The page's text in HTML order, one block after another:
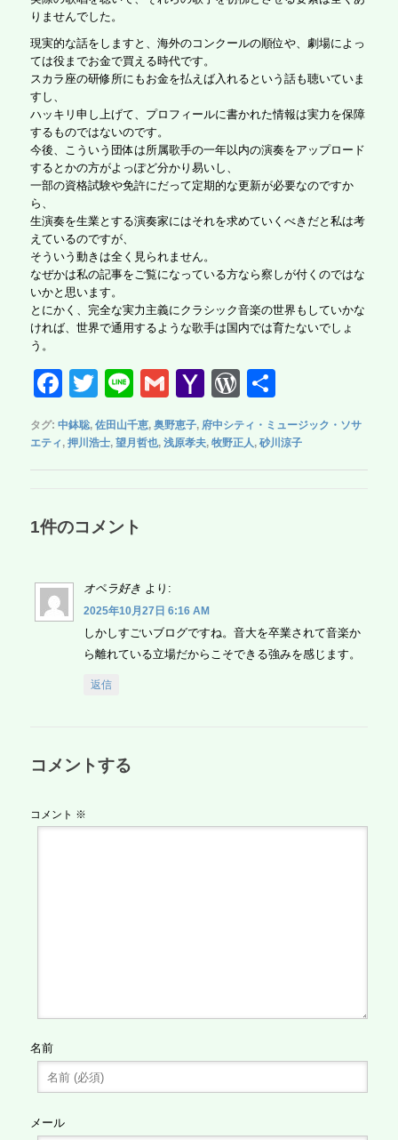
りませんでした。
現実的な話をしますと、海外のコンクールの順位や、劇場によっ
ては役までお金で買える時代です。
スカラ座の研修所にもお金を払えば入れるという話も聴いていま
すし、
ハッキリ申し上げて、プロフィールに書かれた情報は実力を保障
するものではないのです。
今後、こういう団体は所属歌手の一年以内の演奏をアップロード
するとかの方がよっぽど分かり易いし、
一部の資格試験や免許にだって定期的な更新が必要なのですか
ら、
生演奏を生業とする演奏家にはそれを求めていくべきだと私は考
えているのですが、
そういう動きは全く見られません。
なぜかは私の記事をご覧になっている方なら察しが付くのではな
いかと思います。
とにかく、完全な実力主義にクラシック音楽の世界もしていかな
ければ、世界で通用するような歌手は国内では育たないでしょ
う。
F
a
c
e
o
k
T
wi
tt
er
Li
n
e
G
m
ail
Y
a
h
o
W
d
Pr
タグ: 中鉢聡, 佐田山千恵, 奥野恵子, 府中シティ・ミュージック・ソサ
エティ , 押川浩士, 望月哲也, 浅原孝夫, 牧野正人 , 砂川涼子
1件のコメント
オペラ好き より:
2025年10月27日 6:16 AM
しかしすごいブログですね。音大を卒業されて音楽か
ら離れている立場だからこそできる強みを感じます。
返信
コメントする
コメント ※
名前
メール